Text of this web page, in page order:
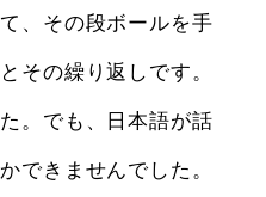
、その段ボールを手
その繰り返しです。
。でも、日本語が話
できませんでした。